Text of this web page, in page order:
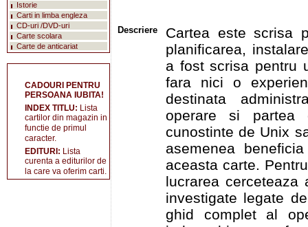
Descriere
Cartea este scrisa
planificarea,
a fost scrisa pentru
fara nici o
destinata
operare si partea
cunostinte de Unix
asemenea
aceasta carte.
lucrarea cerceteaza
investigate legate
ghid complet al
Istorie
Carti in limba engleza
CD-uri /DVD-uri
Carte scolara
Carte de anticariat
CADOURI PENTRU
PERSOANA IUBITA!
INDEX TITLU: Lista
cartilor din magazin in
functie de primul
caracter.
EDITURI: Lista
curenta a editurilor de
la care va oferim carti.